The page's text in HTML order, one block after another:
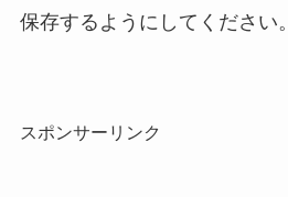
保存するようにしてください。
スポンサーリンク